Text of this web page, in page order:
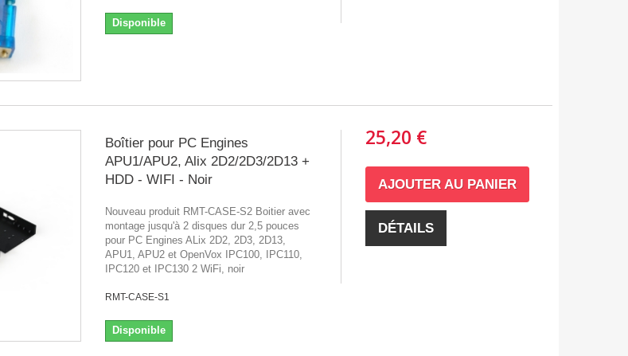
Disponible
Boîtier pour PC Engines
APU1/APU2, Alix 2D2/2D3/2D13 +
HDD - WIFI - Noir
Nouveau produit RMT-CASE-S2 Boitier avec
montage jusqu'à 2 disques dur 2,5 pouces
pour PC Engines ALix 2D2, 2D3, 2D13,
APU1, APU2 et OpenVox IPC100, IPC110,
IPC120 et IPC130 2 WiFi, noir
RMT-CASE-S1
Disponible
25,20 €
AJOUTER AU PANIER
DÉTAILS